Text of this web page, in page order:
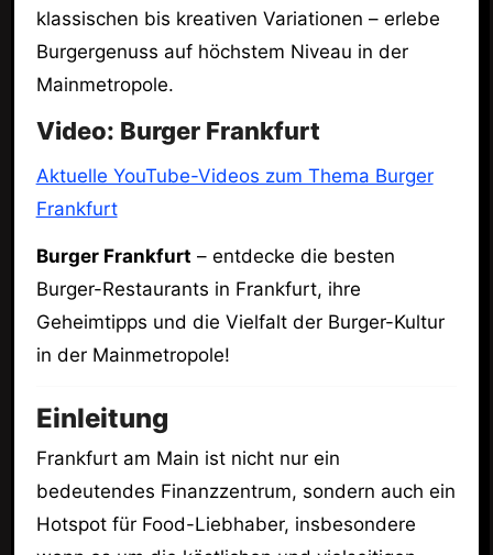
klassischen bis kreativen Variationen – erlebe
Burgergenuss auf höchstem Niveau in der
Mainmetropole.
Video: Burger Frankfurt
Aktuelle YouTube-Videos zum Thema Burger
Frankfurt
Burger Frankfurt – entdecke die besten
Burger-Restaurants in Frankfurt, ihre
Geheimtipps und die Vielfalt der Burger-Kultur
in der Mainmetropole!
Einleitung
Frankfurt am Main ist nicht nur ein
bedeutendes Finanzzentrum, sondern auch ein
Hotspot für Food-Liebhaber, insbesondere